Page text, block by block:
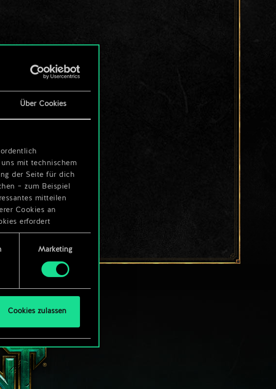
Über Cookies
mit technischem
der Seite für dich
– zum Beispiel
mitteilen
Cookies an
erfordert
rund
Marketing
Cookies zulassen